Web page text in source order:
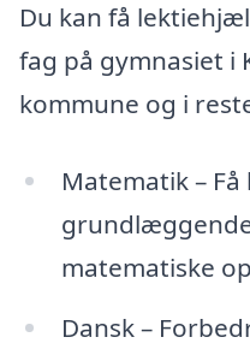
Du kan få
fag på gymnasiet i
kommune og i
Matematik –
matematiske
Dansk –